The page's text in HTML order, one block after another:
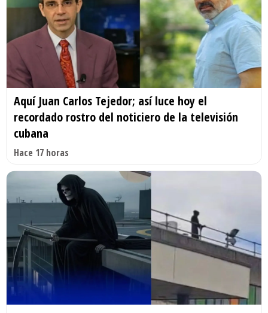
Aquí Juan Carlos Tejedor; así luce hoy el
recordado rostro del noticiero de la televisión
cubana
Hace 17 horas